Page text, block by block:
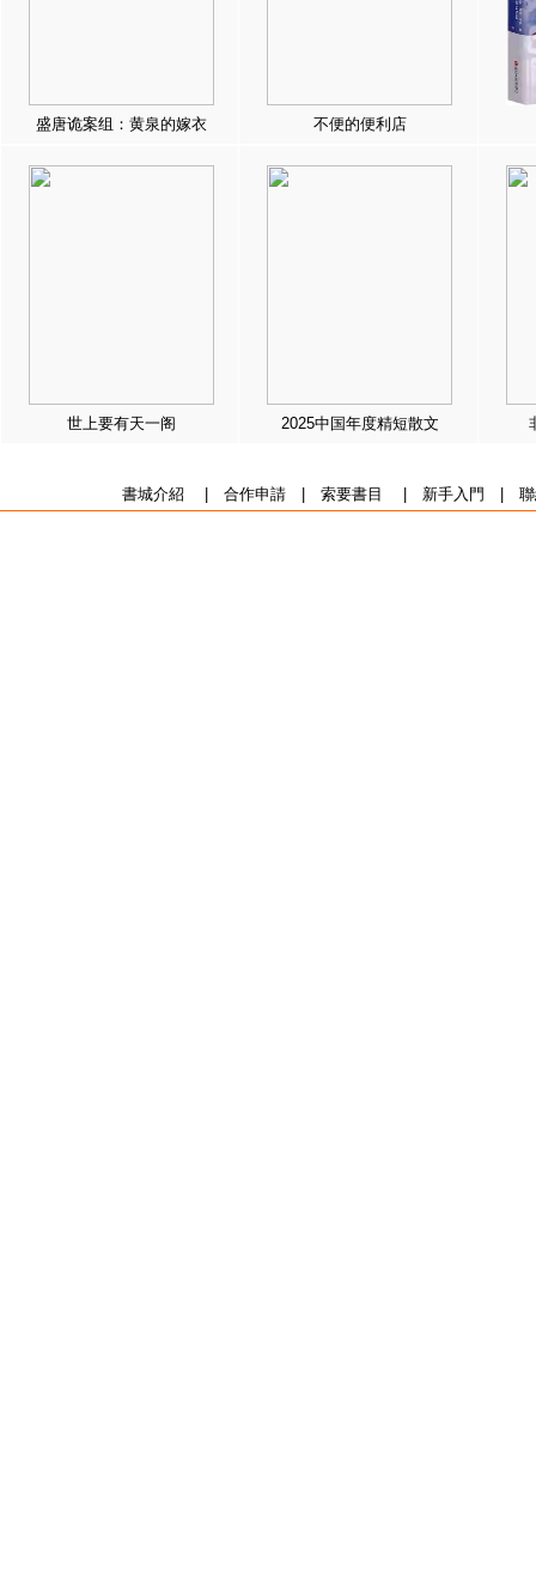
盛唐诡案组：黄泉的嫁衣 不便的便利店
世上要有天一阁 2025中国年度精短散文
書城介紹 合作申請| 索要書目 新手入門